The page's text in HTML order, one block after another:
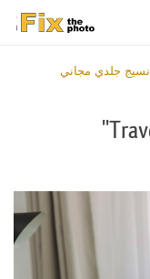
نسيج جلدي مجاني